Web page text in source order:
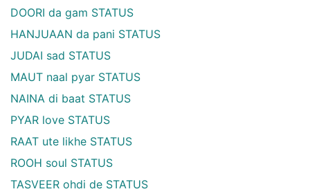
DOORI da gam STATUS
HANJUAAN da pani STATUS
JUDAI sad STATUS
MAUT naal pyar STATUS
NAINA di baat STATUS
PYAR love STATUS
RAAT ute likhe STATUS
ROOH soul STATUS
TASVEER ohdi de STATUS